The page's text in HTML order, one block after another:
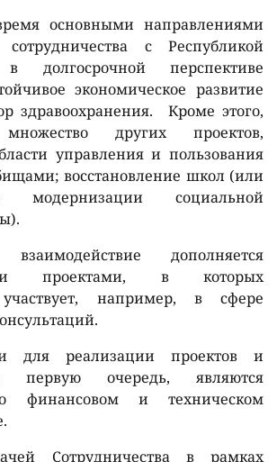
основными направлениями
сотрудничества с Республикой
долгосрочной перспективе
экономическое развитие
здравоохранения. Кроме этого,
множество других проектов,
управления и пользования
восстановление школ (или
социальной
взаимодействие дополняется
проектами, в которых
например, в сфере
для реализации проектов и
первую очередь, являются
финансовом и техническом
Сотрудничества в рамках